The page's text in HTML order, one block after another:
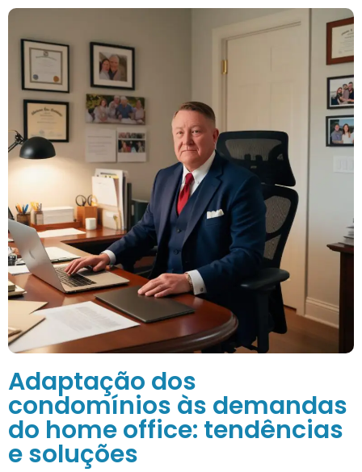
Adaptação dos
condomínios às demandas
do home office: tendências
e soluções